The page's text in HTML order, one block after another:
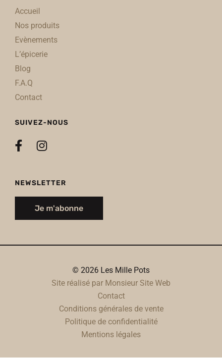
Accueil
Nos produits
Evènements
L’épicerie
Blog
F.A.Q
Contact
SUIVEZ-NOUS
NEWSLETTER
Je m'abonne
© 2026 Les Mille Pots
Site réalisé par Monsieur Site Web
Contact
Conditions générales de vente
Politique de confidentialité
Mentions légales